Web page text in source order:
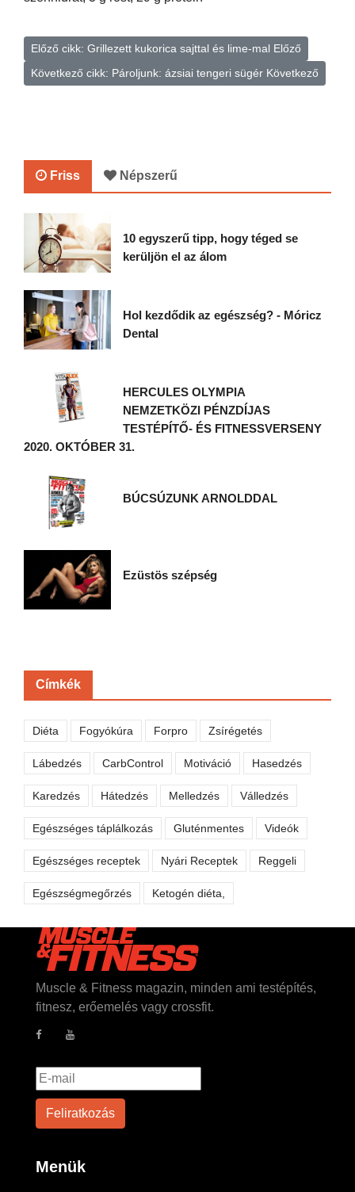
Előző cikk: Grillezett kukorica sajttal és lime-mal Előző
Következő cikk: Pároljunk: ázsiai tengeri sügér Következő
Friss Népszerű
10 egyszerű tipp, hogy téged se
kerüljön el az álom
Hol kezdődik az egészség? - Móricz
Dental
HERCULES OLYMPIA
NEMZETKÖZI PÉNZDÍJAS
TESTÉPÍTŐ- ÉS FITNESSVERSENY
2020. OKTÓBER 31.
BÚCSÚZUNK ARNOLDDAL
Ezüstös szépség
Címkék
Diéta Fogyókúra Forpro Zsírégetés
Lábedzés CarbControl Motiváció Hasedzés
Karedzés Hátedzés Melledzés Válledzés
Egészséges táplálkozás Gluténmentes Videók
Egészséges receptek Nyári Receptek Reggeli
Egészségmegőrzés Ketogén diéta,
Muscle & Fitness magazin, minden ami testépítés,
fitnesz, erőemelés vagy crossfit.
Menük